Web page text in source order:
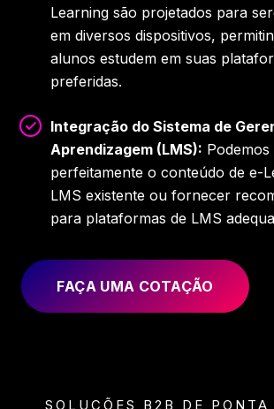
Learning são projetados para
em diversos dispositivos,
alunos estudem em suas
preferidas.
Integração do Sistema de
Aprendizagem (LMS):
perfeitamente o conteúdo de e-
LMS existente ou fornecer
para plataformas de LMS
FAÇA UMA COTAÇÃO
SOLUÇÕES B2B DE PONTA